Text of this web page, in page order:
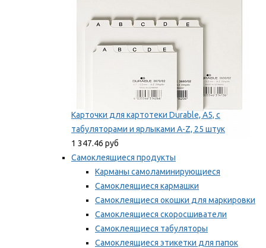
Карточки для картотеки Durable, A5, с
табуляторами и ярлыками A-Z, 25 штук
1 347.46 руб
Самоклеящиеся продукты
Карманы самоламинирующиеся
Самоклеящиеся кармашки
Самоклеящиеся окошки для маркировки
Самоклеящиеся скоросшиватели
Самоклеящиеся табуляторы
Самоклеящиеся этикетки для папок